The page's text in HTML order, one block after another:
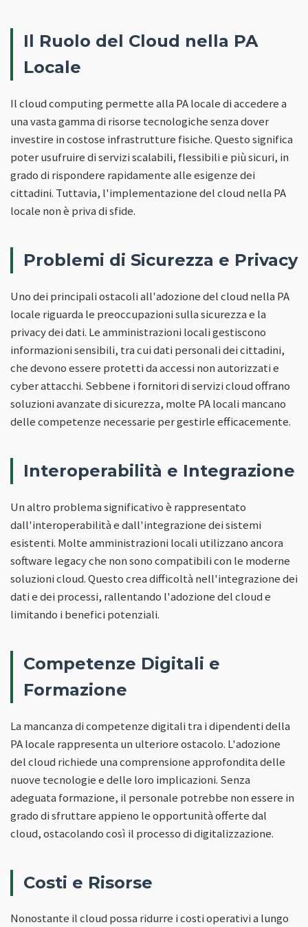
Il Ruolo del Cloud nella PA
Locale
Il cloud computing permette alla PA locale di accedere a
una vasta gamma di risorse tecnologiche senza dover
investire in costose infrastrutture fisiche. Questo significa
poter usufruire di servizi scalabili, flessibili e più sicuri, in
grado di rispondere rapidamente alle esigenze dei
cittadini. Tuttavia, l'implementazione del cloud nella PA
locale non è priva di sfide.
Problemi di Sicurezza e Privacy
Uno dei principali ostacoli all'adozione del cloud nella PA
locale riguarda le preoccupazioni sulla sicurezza e la
privacy dei dati. Le amministrazioni locali gestiscono
informazioni sensibili, tra cui dati personali dei cittadini,
che devono essere protetti da accessi non autorizzati e
cyber attacchi. Sebbene i fornitori di servizi cloud offrano
soluzioni avanzate di sicurezza, molte PA locali mancano
delle competenze necessarie per gestirle efficacemente.
Interoperabilità e Integrazione
Un altro problema significativo è rappresentato
dall'interoperabilità e dall'integrazione dei sistemi
esistenti. Molte amministrazioni locali utilizzano ancora
software legacy che non sono compatibili con le moderne
soluzioni cloud. Questo crea difficoltà nell'integrazione dei
dati e dei processi, rallentando l'adozione del cloud e
limitando i benefici potenziali.
Competenze Digitali e
Formazione
La mancanza di competenze digitali tra i dipendenti della
PA locale rappresenta un ulteriore ostacolo. L'adozione
del cloud richiede una comprensione approfondita delle
nuove tecnologie e delle loro implicazioni. Senza
adeguata formazione, il personale potrebbe non essere in
grado di sfruttare appieno le opportunità offerte dal
cloud, ostacolando così il processo di digitalizzazione.
Costi e Risorse
Nonostante il cloud possa ridurre i costi operativi a lungo